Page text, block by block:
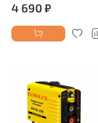
4 690 ₽